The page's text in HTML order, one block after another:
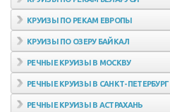
КРУИЗЫ ПО РЕКАМ ЕВРОПЫ
КРУИЗЫ ПО ОЗЕРУ БАЙКАЛ
РЕЧНЫЕ КРУИЗЫ В МОСКВУ
РЕЧНЫЕ КРУИЗЫ В САНКТ-ПЕТЕРБУРГ
РЕЧНЫЕ КРУИЗЫ В АСТРАХАНЬ